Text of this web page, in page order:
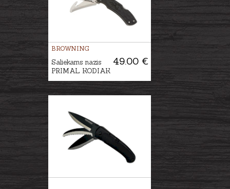
BROWNING
49.00 €
Saliekams nazis
PRIMAL KODIAK